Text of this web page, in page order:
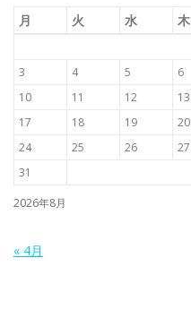
2026年8月
月 火 水 木
3
4 5 6
10
11 12 13
17
18 19 20
24
25 26 27
31
« 4月